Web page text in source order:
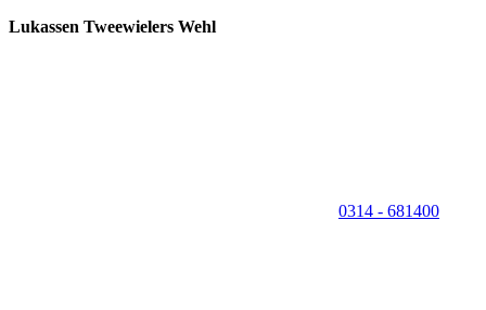
Lukassen Tweewielers Wehl
0314 - 681400